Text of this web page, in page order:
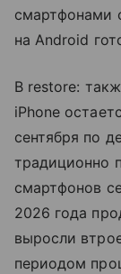
смартфонами
на Android
В restore:
iPhone
сентября по
традиционно
смартфонов
2026 года
выросли
периодом